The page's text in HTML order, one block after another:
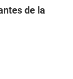
de la